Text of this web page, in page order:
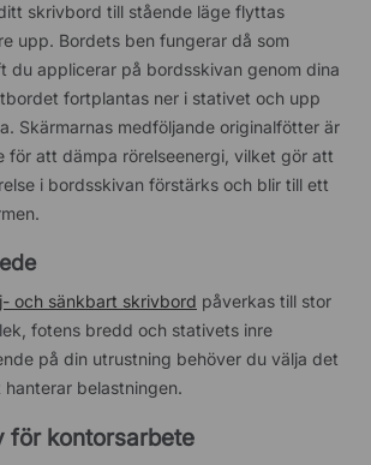
skrivbord till stående läge flyttas
upp. Bordets ben fungerar då som
du applicerar på bordsskivan genom dina
fortplantas ner i stativet och upp
Skärmarnas medföljande originalfötter är
för att dämpa rörelseenergi, vilket gör att
i bordsskivan förstärks och blir till ett
och sänkbart skrivbord påverkas till stor
fotens bredd och stativets inre
på din utrustning behöver du välja det
belastningen.
för kontorsarbete